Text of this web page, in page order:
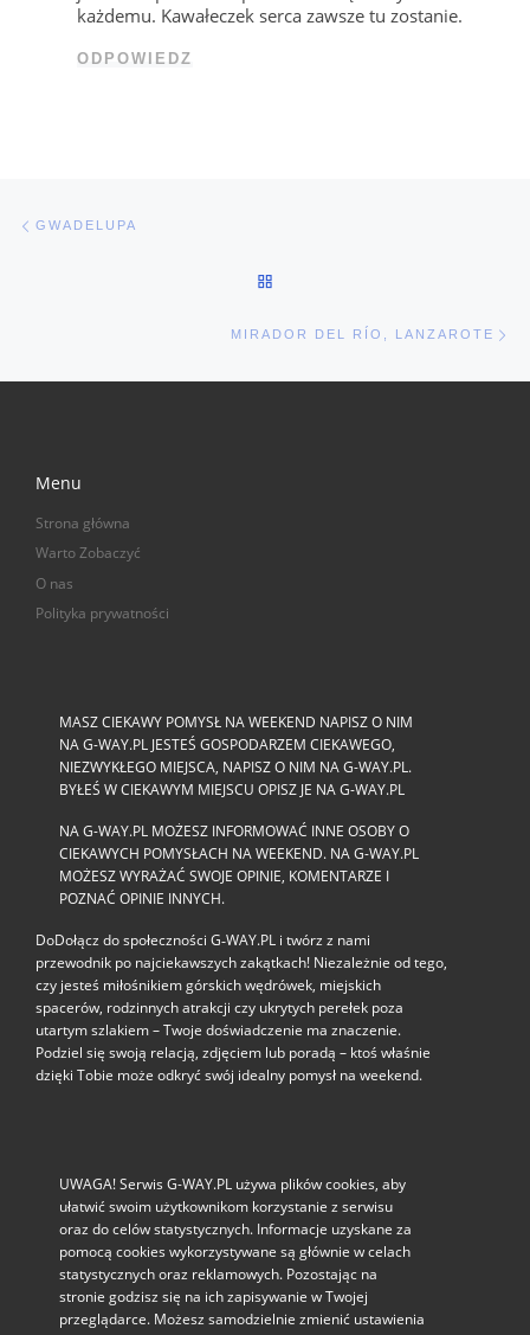
każdemu. Kawałeczek serca zawsze tu zostanie.
ODPOWIEDZ
Nawigacja wpisu
GWADELUPA
MIRADOR DEL RÍO, LANZAROTE
Menu
Strona główna
Warto Zobaczyć
O nas
Polityka prywatności
MASZ CIEKAWY POMYSŁ NA WEEKEND NAPISZ O NIM
NA G-WAY.PL JESTEŚ GOSPODARZEM CIEKAWEGO,
NIEZWYKŁEGO MIEJSCA, NAPISZ O NIM NA G-WAY.PL.
BYŁEŚ W CIEKAWYM MIEJSCU OPISZ JE NA G-WAY.PL
NA G-WAY.PL MOŻESZ INFORMOWAĆ INNE OSOBY O
CIEKAWYCH POMYSŁACH NA WEEKEND. NA G-WAY.PL
MOŻESZ WYRAŻAĆ SWOJE OPINIE, KOMENTARZE I
POZNAĆ OPINIE INNYCH.
DoDołącz do społeczności G‑WAY.PL i twórz z nami
przewodnik po najciekawszych zakątkach! Niezależnie od tego,
czy jesteś miłośnikiem górskich wędrówek, miejskich
spacerów, rodzinnych atrakcji czy ukrytych perełek poza
utartym szlakiem – Twoje doświadczenie ma znaczenie.
Podziel się swoją relacją, zdjęciem lub poradą – ktoś właśnie
dzięki Tobie może odkryć swój idealny pomysł na weekend.
UWAGA! Serwis G-WAY.PL używa plików cookies, aby
ułatwić swoim użytkownikom korzystanie z serwisu
oraz do celów statystycznych. Informacje uzyskane za
pomocą cookies wykorzystywane są głównie w celach
statystycznych oraz reklamowych. Pozostając na
stronie godzisz się na ich zapisywanie w Twojej
przeglądarce. Możesz samodzielnie zmienić ustawienia